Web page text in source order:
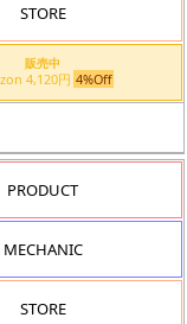
STORE
販売中
Amazon 4,120円 4%Off
PRODUCT
MECHANIC
STORE